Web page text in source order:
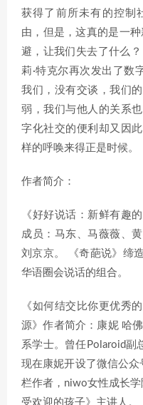
获得了前所未有的控制
由，但是，这真的是一种
避，让我们失去了什么
莉·特克尔再次发出了数
我们，没有交谈，我们
弱，我们与他人的关系
字化社交的便利却又因
样的呼唤来得正是时候。
作者简介：
《好好说话：新鲜有趣
成员：马东、马薇薇、
刘京京。 《奇葩说》缔
华语圈会说话的组合。
《如何结交比你更优秀
源》作者简介：康妮 哈
系学士。曾任Polaroid副
现在康妮开设了微信公众
栏作者，niwo女性成长学
受欢迎的孩子》主讲人。